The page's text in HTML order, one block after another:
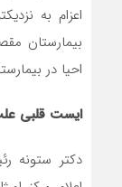
اعزام به
بیمارستان
احیا در
ایست قلبی
دکتر ستونه